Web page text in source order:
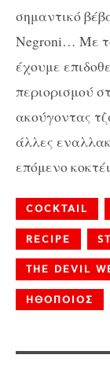
σημαντικό
Negroni… Με
έχουμε
περιορισμού
ακούγοντας
άλλες
επόμενο
COCKTAIL
RECIPE
THE DEVIL
ΗΘΟΠΟΙΟΣ